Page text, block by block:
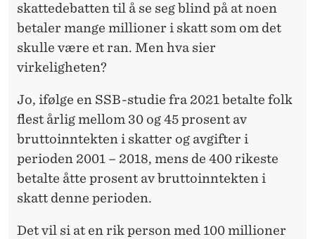
skattedebatten til å se seg blind på at noen
betaler mange millioner i skatt som om det
skulle være et ran. Men hva sier
virkeligheten?
Jo, ifølge en SSB-studie fra 2021 betalte folk
flest årlig mellom 30 og 45 prosent av
bruttoinntekten i skatter og avgifter i
perioden 2001 – 2018, mens de 400 rikeste
betalte åtte prosent av bruttoinntekten i
skatt denne perioden.
Det vil si at en rik person med 100 millioner